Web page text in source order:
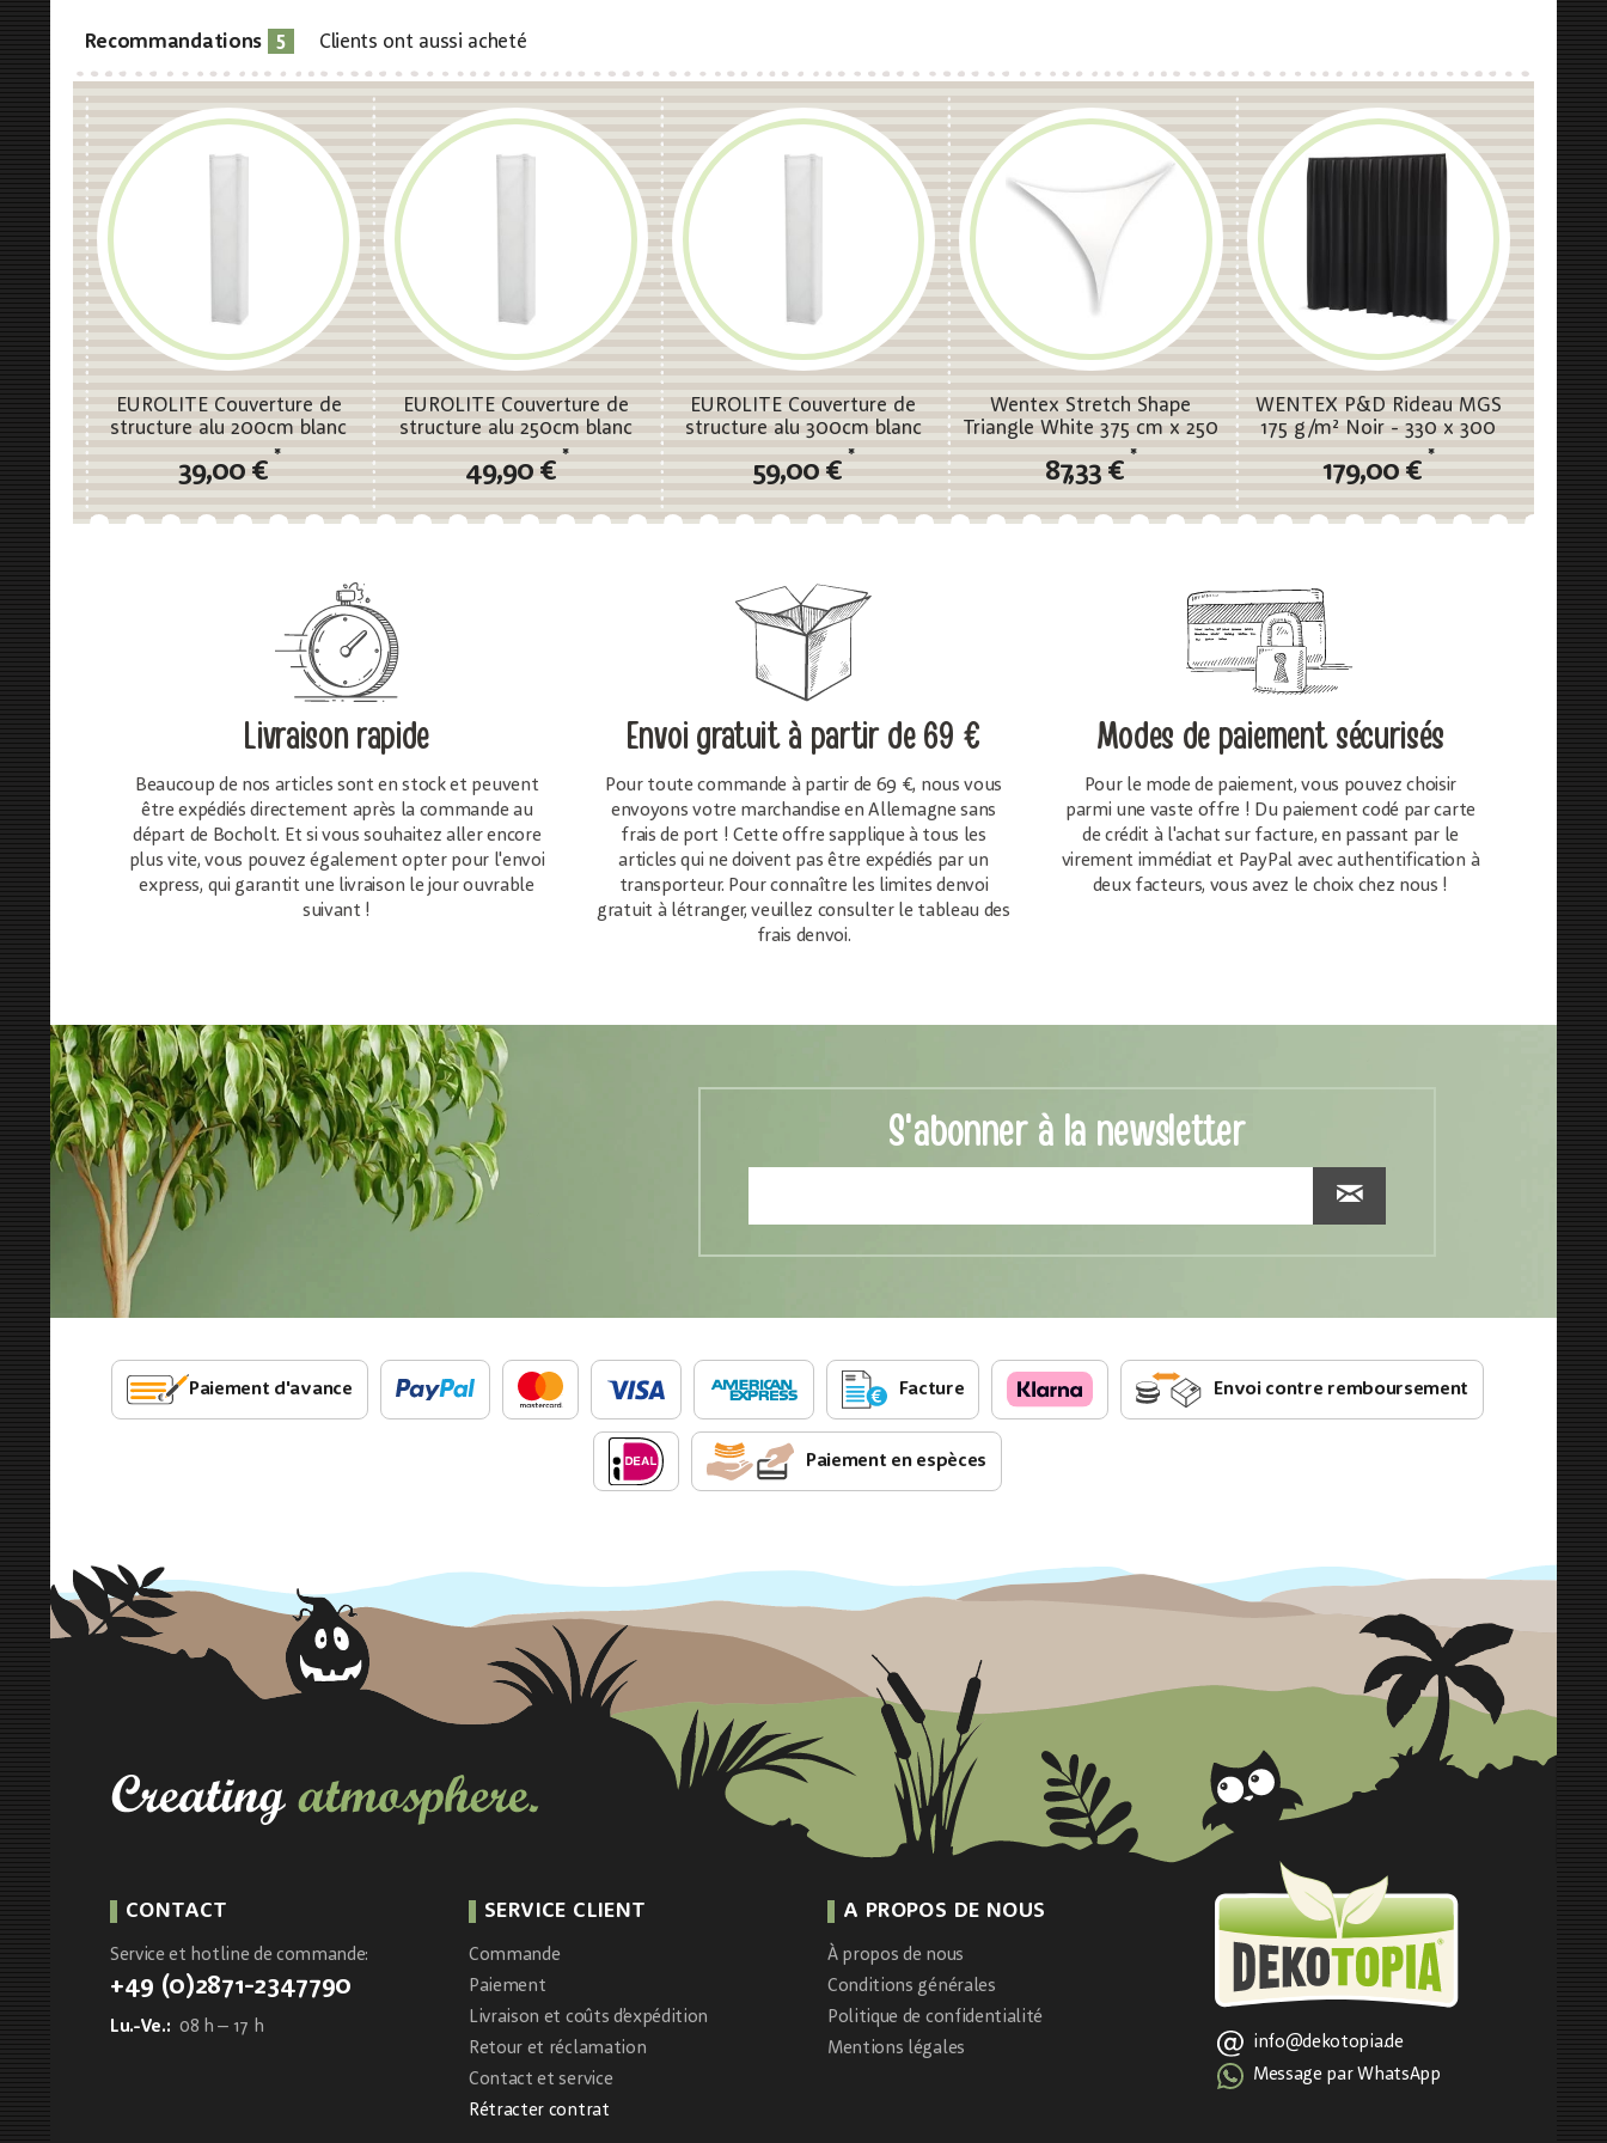
Recommandations 5 Clients ont aussi acheté
EUROLITE Couverture de
structure alu 200cm blanc
39,00 €
*
EUROLITE Couverture de
structure alu 250cm blanc
49,90 €
*
EUROLITE Couverture de
structure alu 300cm blanc
59,00 €
*
Wentex Stretch Shape
Triangle White 375 cm x 250
cm, Blanc
87,33 €
*
WENTEX P&D Rideau MGS
175 g/m² Noir - 330 x 300
cm (L x H) - plissé
179,00 €
*
Livraison rapide
Beaucoup de nos articles sont en stock et peuvent
être expédiés directement après la commande au
départ de Bocholt. Et si vous souhaitez aller encore
plus vite, vous pouvez également opter pour l'envoi
express, qui garantit une livraison le jour ouvrable
suivant !
Envoi gratuità partir de 69 €
Pour toute commande à partir de 69 €, nous vous
envoyons votre marchandise en Allemagne sans
frais de port ! Cette offre sapplique à tous les
articles qui ne doivent pas être expédiés par un
transporteur. Pour connaître les limites denvoi
gratuit à létranger, veuillez consulter le tableau des
frais denvoi.
Modes de paiement sécurisés
Pour le mode de paiement, vous pouvez choisir
parmi une vaste offre ! Du paiement codé par carte
de crédit à l'achat sur facture, en passant par le
virement immédiat et PayPal avec authentification à
deux facteurs, vous avez le choix chez nous !
S'abonner à la newsletter
Paiement d'avance Facture Envoi contre remboursement
Paiement en espèces
CONTACT
Service et hotline de commande:
+49 (0)2871-2347790
Lu.-Ve.: 08 h – 17 h
SERVICE CLIENT
Commande
Paiement
Livraison et coûts d’expédition
Retour et réclamation
Contact et service
Rétracter contrat
A PROPOS DE NOUS
À propos de nous
Conditions générales
Politique de confidentialité
Mentions légales
info@dekotopia.de
Message par WhatsApp